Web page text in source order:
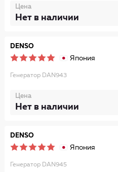
Цена
Нет в наличии
DENSO
Япония
Генератор DAN943
Цена
Нет в наличии
DENSO
Япония
Генератор DAN945